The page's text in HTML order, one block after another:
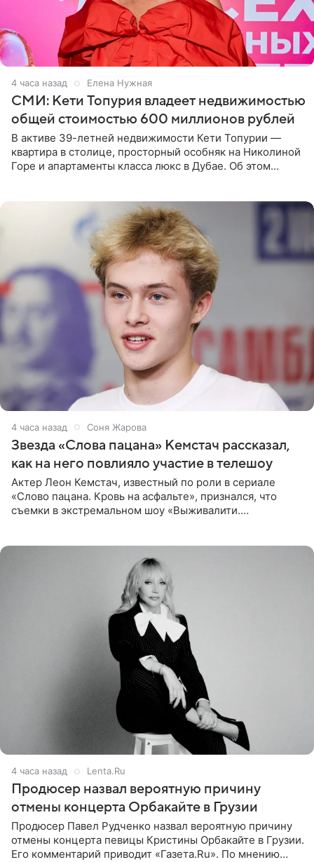
4 часа назад Елена Нужная
СМИ: Кети Топурия владеет недвижимостью
общей стоимостью 600 миллионов рублей
В активе 39-летней недвижимости Кети Топурии —
квартира в столице, просторный особняк на Николиной
Горе и апартаменты класса люкс в Дубае. Об этом
4 часа назад Соня Жарова
Звезда «Слова пацана» Кемстач рассказал,
как на него повлияло участие в телешоу
Актер Леон Кемстач, известный по роли в сериале
«Слово пацана. Кровь на асфальте», признался, что
съемки в экстремальном шоу «Выживалити.
4 часа назад Lenta.Ru
Продюсер назвал вероятную причину
отмены концерта Орбакайте в Грузии
Продюсер Павел Рудченко назвал вероятную причину
отмены концерта певицы Кристины Орбакайте в Грузии.
Его комментарий приводит «Газета.Ru». По мнению